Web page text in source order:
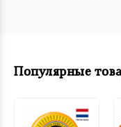
Популярные